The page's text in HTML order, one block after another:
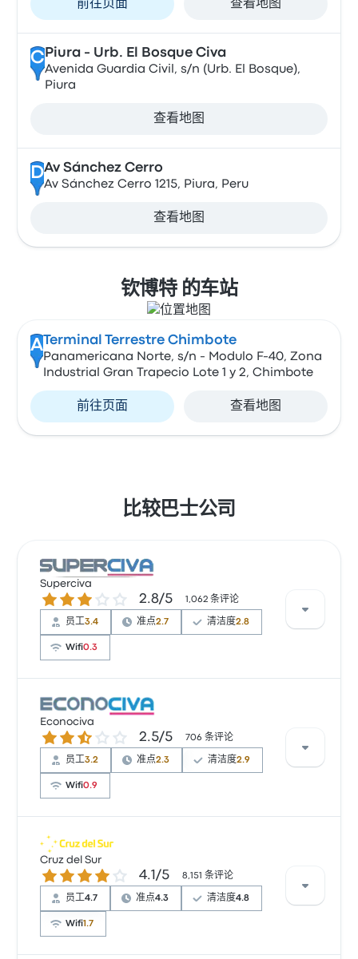
前往页面 查看地图
CPiura - Urb. El Bosque Civa
Avenida Guardia Civil, s/n (Urb. El Bosque),
Piura
查看地图
DAv Sánchez Cerro
Av Sánchez Cerro 1215, Piura, Peru
查看地图
钦博特 的车站
A Terminal Terrestre Chimbote
Panamericana Norte, s/n - Modulo F-40, Zona
Industrial Gran Trapecio Lote 1 y 2, Chimbote
前往页面 查看地图
比较巴士公司
Superciva
2.8 / 5 星 2.8/5 1,062 条评论
员工3.4 准点2.7 清洁度2.8
Wifi0.3
根据 1062 条评论，该公司在 Busbud 上被评为 2.8 颗
星。旅客对 车票资源 和 出发地点 特别满意，但对 无线
上网 经常有所抱怨。 Superciva 在此路线提供的票价为
¥176 起
Econociva
2.5 / 5 星 2.5/5 706 条评论
员工3.2 准点2.3 清洁度2.9
Wifi0.9
根据 706 条评论，该公司在 Busbud 上被评为 2.5 颗
星。旅客对 出发地点 和 车票资源 特别满意，但对 无线
上网 经常有所抱怨。 Econociva 在此路线提供的票价为
¥132 起
Cruz del Sur
4.1 / 5 星 4.1/5 8,151 条评论
员工4.7 准点4.3 清洁度4.8
Wifi1.7